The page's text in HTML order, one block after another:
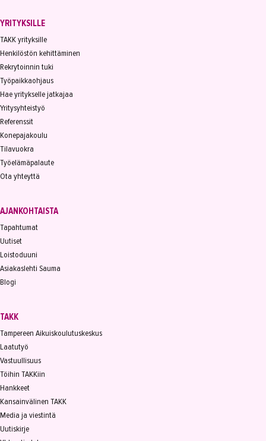
YRITYKSILLE
TAKK yrityksille
Henkilöstön kehittäminen
Rekrytoinnin tuki
Työpaikkaohjaus
Hae yritykselle jatkajaa
Yritysyhteistyö
Referenssit
Konepajakoulu
Tilavuokra
Työelämäpalaute
Ota yhteyttä
AJANKOHTAISTA
Tapahtumat
Uutiset
Loistoduuni
Asiakaslehti Sauma
Blogi
TAKK
Tampereen Aikuiskoulutuskeskus
Laatutyö
Vastuullisuus
Töihin TAKKiin
Hankkeet
Kansainvälinen TAKK
Media ja viestintä
Uutiskirje